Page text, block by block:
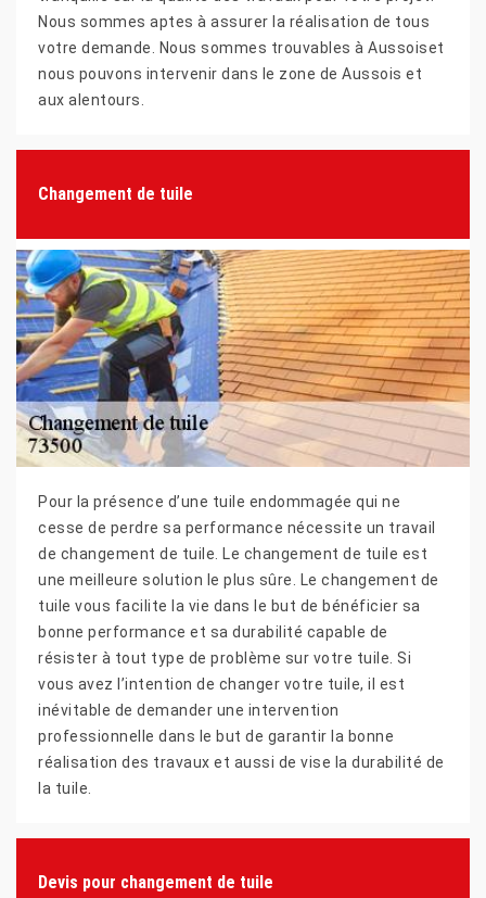
Nous sommes aptes à assurer la réalisation de tous
votre demande. Nous sommes trouvables à Aussoiset
nous pouvons intervenir dans le zone de Aussois et
aux alentours.
Changement de tuile
Pour la présence d’une tuile endommagée qui ne
cesse de perdre sa performance nécessite un travail
de changement de tuile. Le changement de tuile est
une meilleure solution le plus sûre. Le changement de
tuile vous facilite la vie dans le but de bénéficier sa
bonne performance et sa durabilité capable de
résister à tout type de problème sur votre tuile. Si
vous avez l’intention de changer votre tuile, il est
inévitable de demander une intervention
professionnelle dans le but de garantir la bonne
réalisation des travaux et aussi de vise la durabilité de
la tuile.
Devis pour changement de tuile